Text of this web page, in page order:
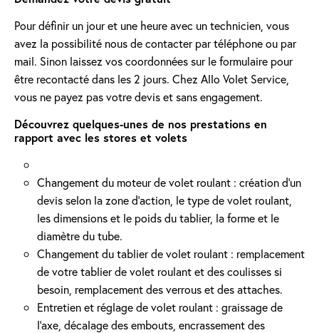
Pour définir un jour et une heure avec un technicien, vous
avez la possibilité nous de contacter par téléphone ou par
mail. Sinon laissez vos coordonnées sur le formulaire pour
être recontacté dans les 2 jours. Chez Allo Volet Service,
vous ne payez pas votre devis et sans engagement.
Découvrez quelques-unes de nos prestations en
rapport avec les stores et volets
Changement du moteur de volet roulant : création d'un
devis selon la zone d’action, le type de volet roulant,
les dimensions et le poids du tablier, la forme et le
diamètre du tube.
Changement du tablier de volet roulant : remplacement
de votre tablier de volet roulant et des coulisses si
besoin, remplacement des verrous et des attaches.
Entretien et réglage de volet roulant : graissage de
l’axe, décalage des embouts, encrassement des